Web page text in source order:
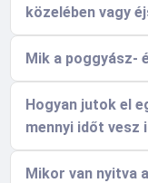
közelében vagy
Mik a poggyász-
Hogyan jutok el
mennyi időt vesz
Mikor van nyitva